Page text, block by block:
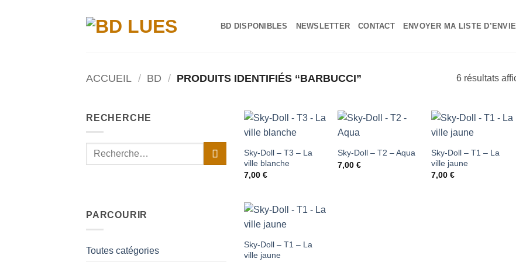
BD DISPONIBLES NEWSLETTER CONTACT ENVOYER MA LISTE
ACCUEIL / BD / PRODUITS IDENTIFIÉS “BARBUCCI” 6 résultats
RECHERCHE
Recherche
PARCOURIR
Toutes catégories
à ma
Sky-Doll – T3 – La
ville blanche
7,00 €
Sky-Doll – T2 – Aqua
7,00 €
Sky-Doll – T1 – La
ville jaune
7,00 €
Sky-Doll – T1 – La
ville jaune